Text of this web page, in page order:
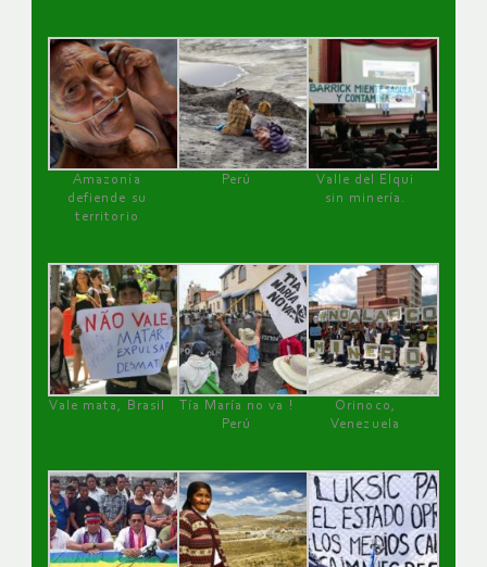
Amazonía
defiende su
territorio
Perú
Valle del Elqui
sin minería.
Vale mata, Brasil
Tía María no va !
Perú
Orinoco,
Venezuela